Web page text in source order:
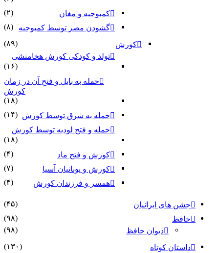
کمبوجیه و مغان
(۲)
گشودن مصر توسط کمبوجیه
(۸)
کورش
(۸۹)
تولد و کودکی کورش هخامنشی
(۱۶)
حمله به بابل و فتح آن در زمان
کورش
(۱۸)
حمله به شرق توسط کورش (۱۴)
حمله و فتح لودیه توسط کورش
(۱۸)
کورش و فتح ماد
(۴)
کورش و یونانیان آسیا
(۷)
همسر و فرزندان کورش
(۴)
جشن های ایرانیان
(۴۵)
حافظ
(۹۸)
دیوان حافظ
(۹۸)
داستان کوتاه
(۱۳۰)